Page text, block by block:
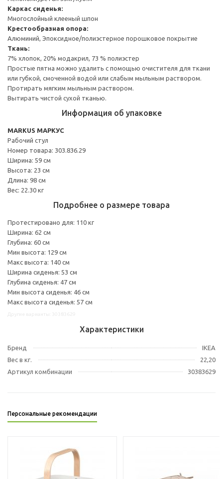
Каркас сиденья:
Многослойный клееный шпон
Крестообразная опора:
Алюминий, Эпоксидное/полиэстерное порошковое покрытие
Ткань:
7% хлопок, 20% модакрил, 73 % полиэстер
Простые пятна можно удалить с помощью очистителя для ткани
или губкой, смоченной водой или слабым мыльным раствором.
Протирать мягким мыльным раствором.
Вытирать чистой сухой тканью.
Информация об упаковке
MARKUS МАРКУС
Рабочий стул
Номер товара: 303.836.29
Ширина: 59 см
Высота: 23 см
Длина: 98 см
Вес: 22.30 кг
Подробнее о размере товара
Протестировано для: 110 кг
Ширина: 62 см
Глубина: 60 см
Мин высота: 129 см
Макс высота: 140 см
Ширина сиденья: 53 см
Глубина сиденья: 47 см
Мин высота сиденья: 46 см
Макс высота сиденья: 57 см
Характеристики
Бренд
IKEA
Вес в кг.
22,20
Артикул комбинации
30383629
Персональные рекомендации